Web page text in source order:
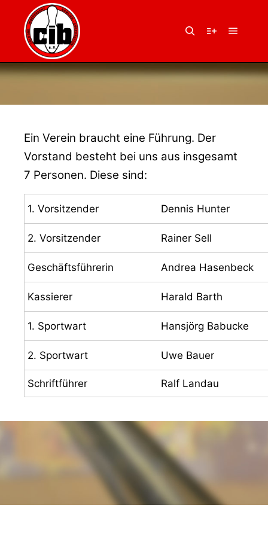
Ein Verein braucht eine Führung. Der
Vorstand besteht bei uns aus insgesamt
7 Personen. Diese sind:
1. Vorsitzender Dennis Hunter
2. Vorsitzender Rainer Sell
Geschäftsführerin Andrea Hasenbeck
Kassierer Harald Barth
1. Sportwart Hansjörg Babucke
2. Sportwart Uwe Bauer
Schriftführer Ralf Landau